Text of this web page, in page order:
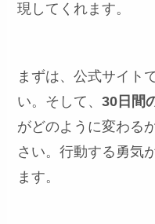
現してくれます。
まずは、公式サイト
い。そして、30日間
がどのように変わる
さい。行動する勇気
ます。